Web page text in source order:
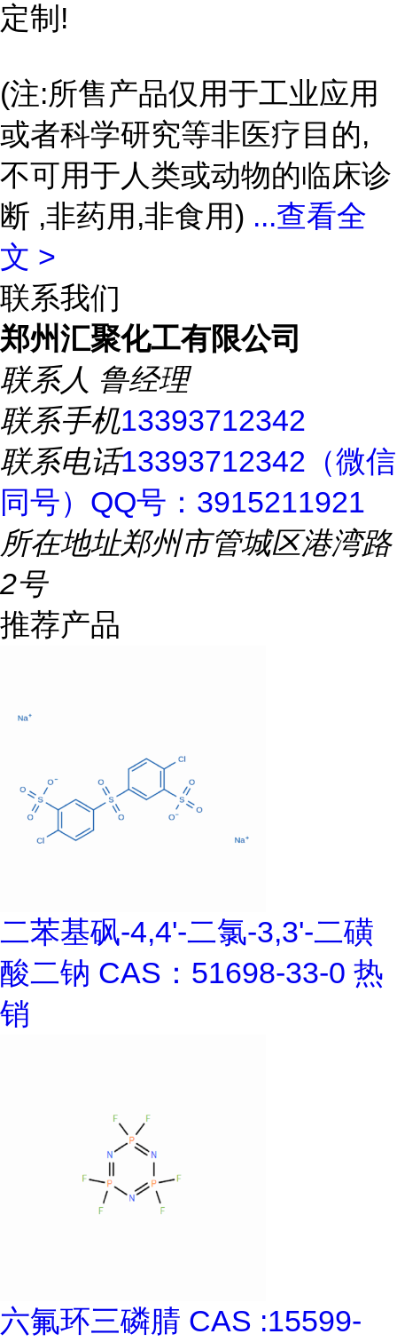
定制!
(注:所售产品仅用于工业应用
或者科学研究等非医疗目的,
不可用于人类或动物的临床诊
断 ,非药用,非食用) ...查看全
文 >
联系我们
郑州汇聚化工有限公司
联系人 鲁经理
联系手机13393712342
联系电话13393712342（微信
同号）QQ号：3915211921
所在地址郑州市管城区港湾路
2号
推荐产品
二苯基砜-4,4'-二氯-3,3'-二磺
酸二钠 CAS：51698-33-0 热
销
六氟环三磷腈 CAS :15599-